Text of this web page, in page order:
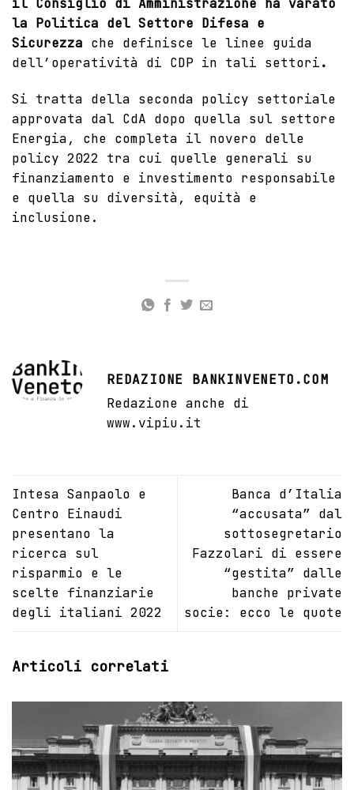
il Consiglio di Amministrazione ha varato
la Politica del Settore Difesa e
Sicurezza che definisce le linee guida
dell’operatività di CDP in tali settori.
Si tratta della seconda policy settoriale
approvata dal CdA dopo quella sul settore
Energia, che completa il novero delle
policy 2022 tra cui quelle generali su
finanziamento e investimento responsabile
e quella su diversità, equità e
inclusione.
REDAZIONE BANKINVENETO.COM
Redazione anche di
www.vipiu.it
Intesa Sanpaolo e
Centro Einaudi
presentano la
ricerca sul
risparmio e le
scelte finanziarie
degli italiani 2022
Banca d’Italia
“accusata” dal
sottosegretario
Fazzolari di essere
“gestita” dalle
banche private
socie: ecco le quote
Articoli correlati